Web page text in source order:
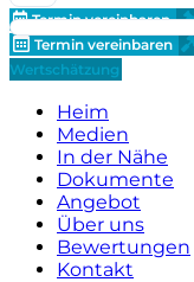
Termin vereinbaren
Termin vereinbaren
Wertschätzung
Heim
Medien
In der Nähe
Dokumente
Angebot
Über uns
Bewertungen
Kontakt